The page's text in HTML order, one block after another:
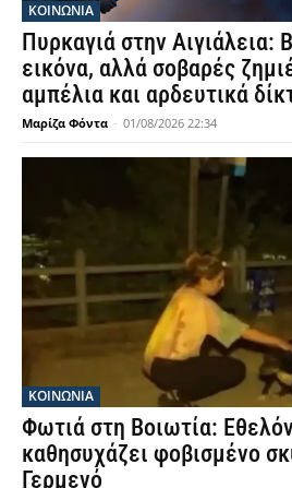
ΚΟΙΝΩΝΙΑ
Πυρκαγιά στην Αιγιάλεια:
εικόνα, αλλά σοβαρές
αμπέλια και αρδευτικά
Μαρίζα Φόντα - 01/08/2026 22:34
ΚΟΙΝΩΝΙΑ
Φωτιά στη Βοιωτία:
καθησυχάζει φοβισμένο
Γερμενό